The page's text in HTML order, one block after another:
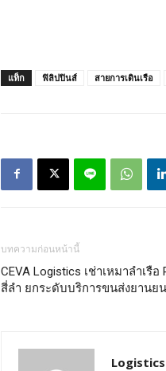
แท็ก ฟิลิปปินส์ สายการเดินเรือ
บทความก่อนหน้านี้
CEVA Logistics เช่าเหมาลำเรื
สี่ลำ ยกระดับบริการขนส่งยานย